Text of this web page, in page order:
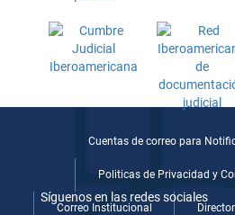
Cuentas de correo para
Politicas de Privacidad y
Correo Institucional
Síguenos en las redes sociales